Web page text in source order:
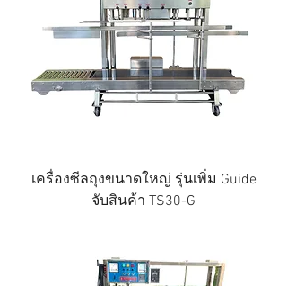
เครื่องซีลถุงขนาดใหญ่ รุ่นเพิ่ม Guide
จับสินค้า TS30-G